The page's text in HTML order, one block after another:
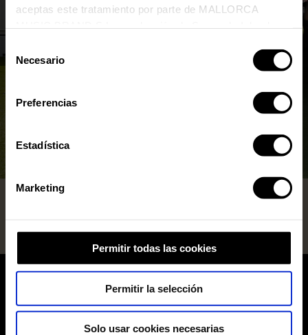
aceptas este tratamiento por parte de MALLORCA
nuestra Política de Inteligencia Artificial.
Necesario
Preferencias
Estadística
Marketing
Permitir todas las cookies
Permitir la selección
Solo usar cookies necesarias